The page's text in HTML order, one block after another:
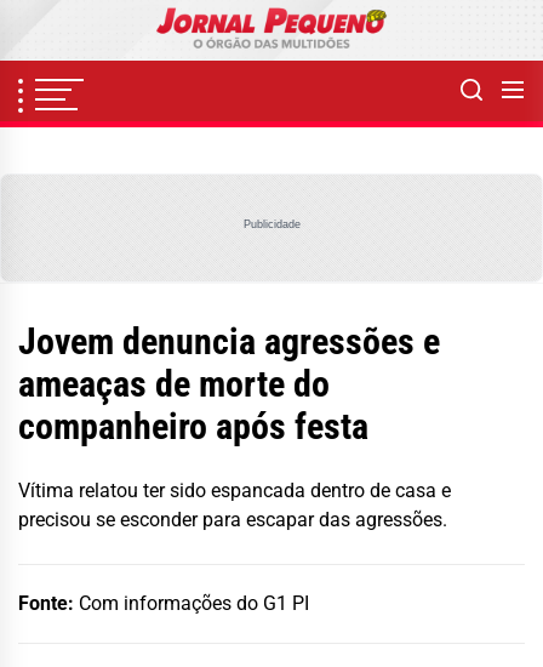
content
Publicidade
Jovem denuncia agressões e
ameaças de morte do
companheiro após festa
Vítima relatou ter sido espancada dentro de casa e
precisou se esconder para escapar das agressões.
Fonte: Com informações do G1 PI